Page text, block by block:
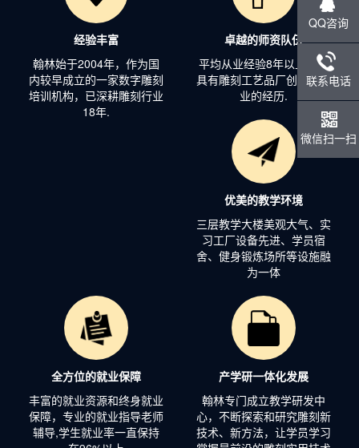
经验丰富
翰林始于2004年，作为国
内较早成立的一家数字雕刻
培训机构，已深耕雕刻行业
18年.
卓越的师资队伍
平均从业经验8年以上，均
具有雕刻工艺品厂创业和从
业的经历.
优美的教学环境
三层教学大楼美观大气、实
习工厂设备先进、学员宿
舍、健身锻炼场所等设施融
为一体
全方位的就业保障
丰富的就业资源和终身就业
保障，专业的就业指导老师
辅导,学生就业率一直保持
产学研一体化发展
翰林专门成立教学研发中
心，不断探索和研究雕刻新
技术、新方法，让学员学习
QQ咨询
联系电话
微信扫一扫